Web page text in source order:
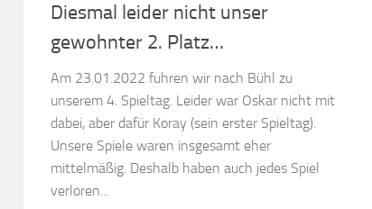
Diesmal leider nicht unser
gewohnter 2. Platz…
Am 23.01.2022 fuhren wir nach Bühl zu
unserem 4. Spieltag. Leider war Oskar nicht mit
dabei, aber dafür Koray (sein erster Spieltag).
Unsere Spiele waren insgesamt eher
mittelmäßig. Deshalb haben auch jedes Spiel
verloren...